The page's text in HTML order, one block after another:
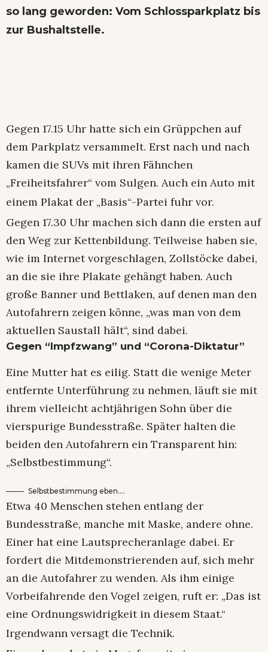
so lang geworden: Vom Schlossparkplatz bis
zur Bushaltstelle.
Gegen 17.15 Uhr hatte sich ein Grüppchen auf
dem Parkplatz versammelt. Erst nach und nach
kamen die SUVs mit ihren Fähnchen
„Freiheitsfahrer“ vom Sulgen. Auch ein Auto mit
einem Plakat der „Basis“-Partei fuhr vor.
Gegen 17.30 Uhr machen sich dann die ersten auf
den Weg zur Kettenbildung. Teilweise haben sie,
wie im Internet vorgeschlagen, Zollstöcke dabei,
an die sie ihre Plakate gehängt haben. Auch
große Banner und Bettlaken, auf denen man den
Autofahrern zeigen könne, „was man von dem
aktuellen Saustall hält“, sind dabei.
Gegen “Impfzwang” und “Corona-Diktatur”
Eine Mutter hat es eilig. Statt die wenige Meter
entfernte Unterführung zu nehmen, läuft sie mit
ihrem vielleicht achtjährigen Sohn über die
vierspurige Bundesstraße. Später halten die
beiden den Autofahrern ein Transparent hin:
„Selbstbestimmung“.
Selbstbestimmung eben….
Etwa 40 Menschen stehen entlang der
Bundesstraße, manche mit Maske, andere ohne.
Einer hat eine Lautsprecheranlage dabei. Er
fordert die Mitdemonstrierenden auf, sich mehr
an die Autofahrer zu wenden. Als ihm einige
Vorbeifahrende den Vogel zeigen, ruft er: „Das ist
eine Ordnungswidrigkeit in diesem Staat.“
Irgendwann versagt die Technik.